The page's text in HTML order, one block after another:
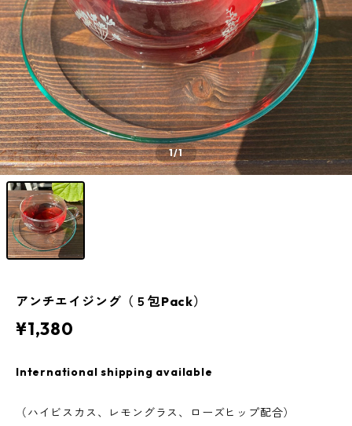
1/1
アンチエイジング（５包Pack）
¥1,380
International shipping available
（ハイビスカス、レモングラス、ローズヒップ配合）